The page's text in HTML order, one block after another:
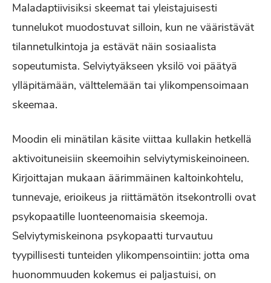
Maladaptiivisiksi skeemat tai yleistajuisesti
tunnelukot muodostuvat silloin, kun ne vääristävät
tilannetulkintoja ja estävät näin sosiaalista
sopeutumista. Selviytyäkseen yksilö voi päätyä
ylläpitämään, välttelemään tai ylikompensoimaan
skeemaa.
Moodin eli minätilan käsite viittaa kullakin hetkellä
aktivoituneisiin skeemoihin selviytymiskeinoineen.
Kirjoittajan mukaan äärimmäinen kaltoinkohtelu,
tunnevaje, erioikeus ja riittämätön itsekontrolli ovat
psykopaatille luonteenomaisia skeemoja.
Selviytymiskeinona psykopaatti turvautuu
tyypillisesti tunteiden ylikompensointiin: jotta oma
huonommuuden kokemus ei paljastuisi, on